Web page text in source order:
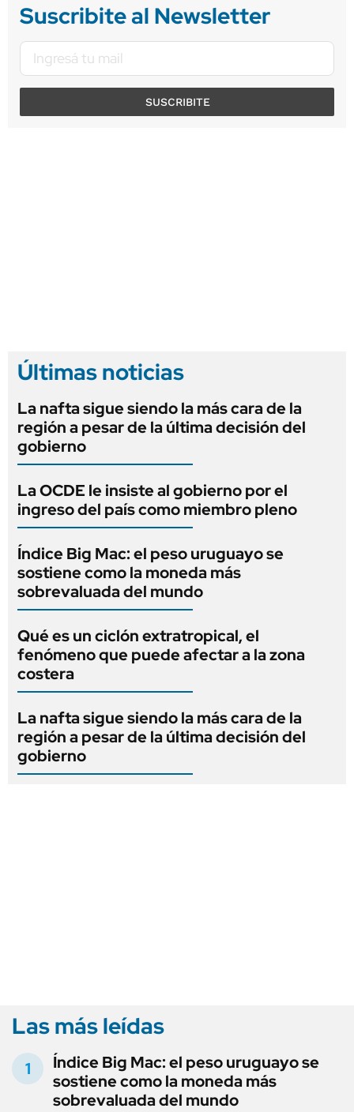
Suscribite al Newsletter
SUSCRIBITE
Últimas noticias
La nafta sigue siendo la más cara de la
región a pesar de la última decisión del
gobierno
La OCDE le insiste al gobierno por el
ingreso del país como miembro pleno
Índice Big Mac: el peso uruguayo se
sostiene como la moneda más
sobrevaluada del mundo
Qué es un ciclón extratropical, el
fenómeno que puede afectar a la zona
costera
La nafta sigue siendo la más cara de la
región a pesar de la última decisión del
gobierno
Las más leídas
Índice Big Mac: el peso uruguayo se
sostiene como la moneda más
sobrevaluada del mundo